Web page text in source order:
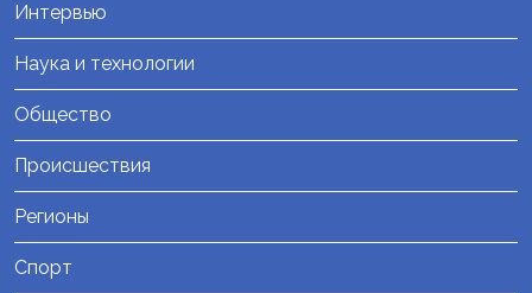
Интервью
Наука и технологии
Общество
Происшествия
Регионы
Спорт